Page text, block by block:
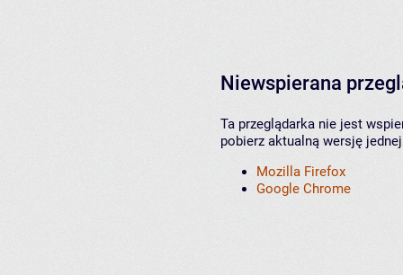
Niewspierana
Ta przeglądarka nie jest
pobierz aktualną wersję
Mozilla Firefox
Google Chrome